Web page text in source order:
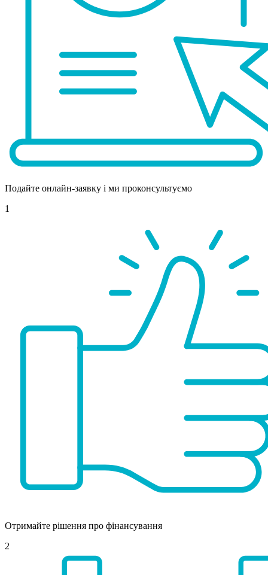
Подайте онлайн-заявку і ми проконсультуємо
1
Отримайте рішення про фінансування
2